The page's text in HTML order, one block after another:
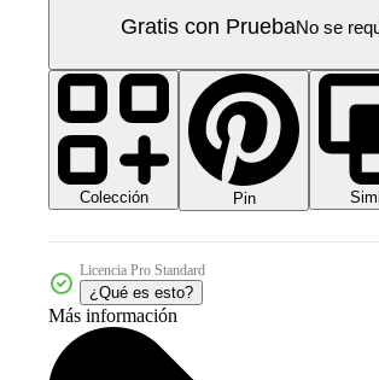
Gratis con PruebaNo se
Colección Pin
Licencia Pro Standard
¿Qué es esto?
Más información